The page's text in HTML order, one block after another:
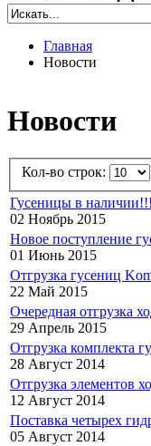
Главная
Новости
Новости
Кол-во строк:
Гусеницы в наличии!!!
02 Ноябрь 2015
Новое поступление
01 Июнь 2015
Отгрузка гусениц
22 Май 2015
Очередная отгрузка
29 Апрель 2015
Отгрузка комплекта
28 Август 2014
Отгрузка элементов
12 Август 2014
Поставка четырех
05 Август 2014